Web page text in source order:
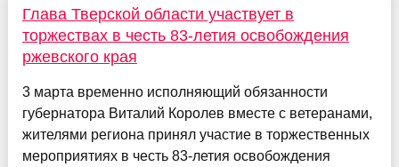
Глава Тверской области участвует в
торжествах в честь 83-летия освобождения
ржевского края
3 марта временно исполняющий обязанности
губернатора Виталий Королев вместе с ветеранами,
жителями региона принял участие в торжественных
мероприятиях в честь 83-летия освобождения